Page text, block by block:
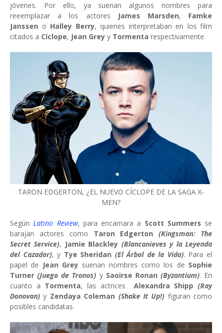
jóvenes. Por ello, ya suenan algunos nombres para
reeemplazar a los actores
James Marsden, Famke
Janssen o Halley Berry, quienes interpretaban en los film
citados a Cíclope, Jean Grey y Tormenta respectivamente.
TARON EDGERTON, ¿EL NUEVO CÍCLOPE DE LA SAGA X-
MEN?
SegúnLatino Review, para encarnara a Scott Summers se
barajan actores como Taron Edgerton
(Kingsman: The
Secret Service), Jamie Blackley (Blancanieves y la Leyenda
del Cazador), y Tye Sheridan (El Árbol de la Vida). Para el
papel de Jean Grey suenan nombres como los de Sophie
Turner(Juego de Tronos) y Saoirse Ronan (Byzantium). En
cuanto a Tormenta, las actrices Alexandra Shipp (Ray
Donovan) y Zendaya Coleman (Shake It Up!) figuran como
posibles candidatas.